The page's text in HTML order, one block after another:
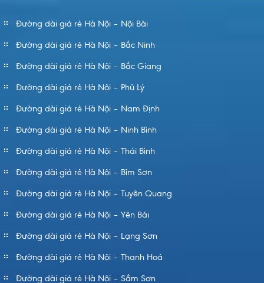
Đường dài giá rẻ Hà Nội – Nội Bài
Đường dài giá rẻ Hà Nội – Bắc Ninh
Đường dài giá rẻ Hà Nội – Bắc Giang
Đường dài giá rẻ Hà Nội – Phủ Lý
Đường dài giá rẻ Hà Nội – Nam Định
Đường dài giá rẻ Hà Nội – Ninh Bình
Đường dài giá rẻ Hà Nội – Thái Bình
Đường dài giá rẻ Hà Nội – Bỉm Sơn
Đường dài giá rẻ Hà Nội – Tuyên Quang
Đường dài giá rẻ Hà Nội – Yên Bái
Đường dài giá rẻ Hà Nội – Lạng Sơn
Đường dài giá rẻ Hà Nội – Thanh Hoá
Đường dài giá rẻ Hà Nội – Sầm Sơn